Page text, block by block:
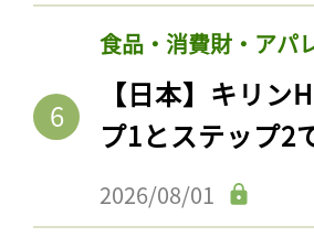
食品・消費財・アパ
【日本】キリ
プ1とステップ2
2026/08/01